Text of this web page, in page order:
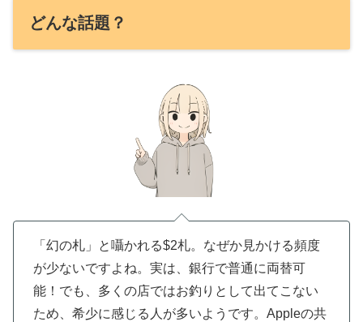
どんな話題？
「幻の札」と囁かれる$2札。なぜか見かける頻度
が少ないですよね。実は、銀行で普通に両替可
能！でも、多くの店ではお釣りとして出てこない
ため、希少に感じる人が多いようです。Appleの共